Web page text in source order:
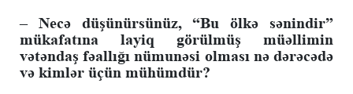
– Necə düşünürsünüz, “Bu ölkə sənindir”
mükafatına layiq görülmüş müəllimin
vətəndaş fəallığı nümunəsi olması nə dərəcədə
və kimlər üçün mühümdür?